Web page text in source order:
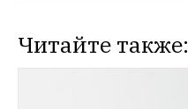
Читайте также: